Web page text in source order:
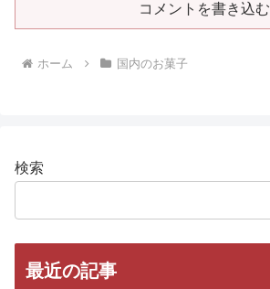
コメントを書き込む
ホーム 国内のお菓子
検索
最近の記事